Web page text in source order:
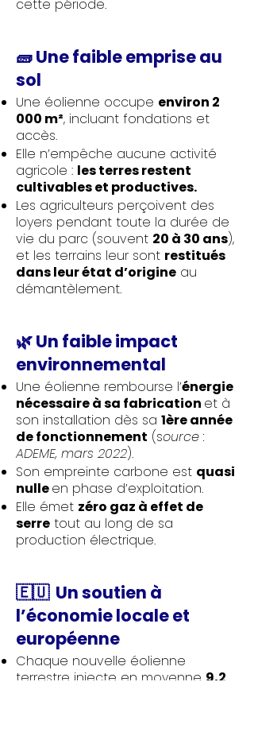
cette période.
🧱 Une faible emprise au
sol
Une éolienne occupe environ 2
000 m², incluant fondations et
accès.
Elle n’empêche aucune activité
agricole : les terres restent
cultivables et productives.
Les agriculteurs perçoivent des
loyers pendant toute la durée de
vie du parc (souvent 20 à 30 ans),
et les terrains leur sont restitués
dans leur état d’origine au
démantèlement.
🌿 Un faible impact
environnemental
Une éolienne rembourse l’énergie
nécessaire à sa fabrication et à
son installation dès sa 1ère année
de fonctionnement (source :
ADEME, mars 2022).
Son empreinte carbone est quasi
nulleen phase d’exploitation.
Elle émet zéro gaz à effet de
serre tout au long de sa
production électrique.
🇪🇺 Un soutien à
l’économie locale et
européenne
Chaque nouvelle éolienne
terrestre injecte en moyenne 9,2